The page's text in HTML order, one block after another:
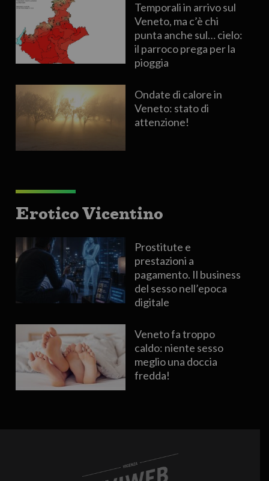
Temporali in arrivo sul
Veneto, ma c’è chi
punta anche sul… cielo:
il parroco prega per la
pioggia
Ondate di calore in
Veneto: stato di
attenzione!
Erotico Vicentino
Prostitute e
prestazioni a
pagamento. Il business
del sesso nell’epoca
digitale
Veneto fa troppo
caldo: niente sesso
meglio una doccia
fredda!